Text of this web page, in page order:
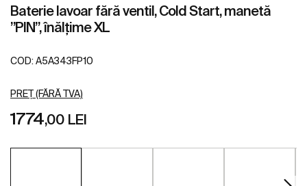
Baterie lavoar fără ventil, Cold Start, manetă
”PIN”, înălțime XL
COD: A5A343FP10
PREȚ (FĂRĂ TVA)
1774,00 LEI